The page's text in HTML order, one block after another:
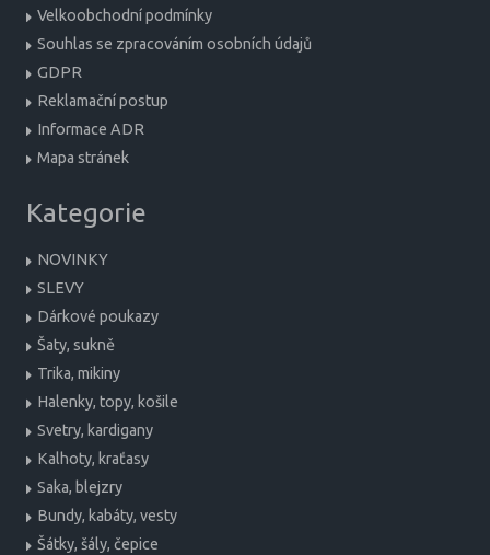
Velkoobchodní podmínky
Souhlas se zpracováním osobních údajů
GDPR
Reklamační postup
Informace ADR
Mapa stránek
Kategorie
NOVINKY
SLEVY
Dárkové poukazy
Šaty, sukně
Trika, mikiny
Halenky, topy, košile
Svetry, kardigany
Kalhoty, kraťasy
Saka, blejzry
Bundy, kabáty, vesty
Šátky, šály, čepice